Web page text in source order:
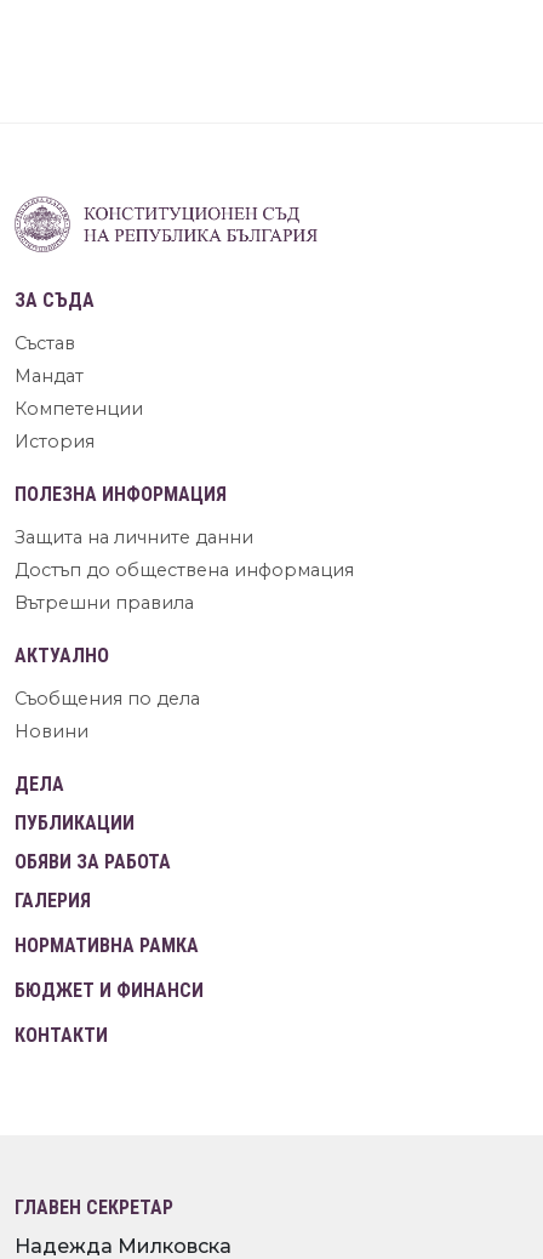
ЗА СЪДА
Състав
Мандат
Компетенции
История
ПОЛЕЗНА ИНФОРМАЦИЯ
Защита на личните данни
Достъп до обществена информация
Вътрешни правила
АКТУАЛНО
Съобщения по дела
Новини
ДЕЛА
ПУБЛИКАЦИИ
ОБЯВИ ЗА РАБОТА
ГАЛЕРИЯ
НОРМАТИВНА РАМКА
БЮДЖЕТ И ФИНАНСИ
КОНТАКТИ
ГЛАВЕН СЕКРЕТАР
Надежда Милковска